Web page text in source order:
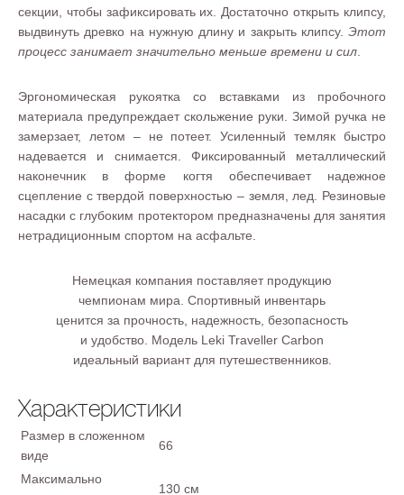
секции, чтобы зафиксировать их. Достаточно открыть клипсу,
выдвинуть древко на нужную длину и закрыть клипсу. Этот
процесс занимает значительно меньше времени и сил
Эргономическая рукоятка со вставками из пробочного
материала предупреждает скольжение руки. Зимой ручка не
замерзает, летом – не потеет. Усиленный темляк быстро
надевается и снимается. Фиксированный металлический
наконечник в форме когтя обеспечивает надежное
сцепление с твердой поверхностью – земля, лед. Резиновые
насадки с глубоким протектором предназначены для занятия
нетрадиционным спортом на асфальте.
Немецкая компания поставляет продукцию
чемпионам мира. Спортивный инвентарь
ценится за прочность, надежность, безопасность
и удобство. Модель Leki Traveller Carbon
идеальный вариант для путешественников.
Характеристики
Размер в сложенном
виде
66
Максимально
130 см